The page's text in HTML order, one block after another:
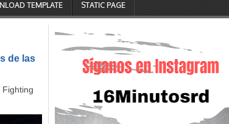
TEMPLATE STATIC PAGE
de las